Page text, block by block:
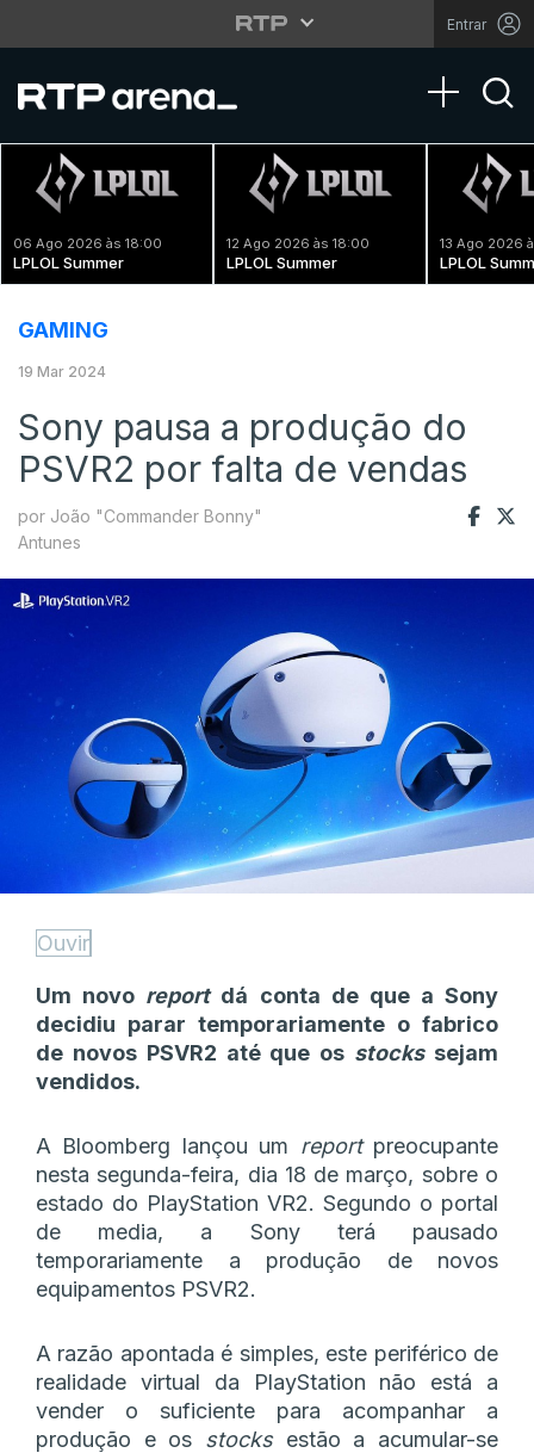
Entrar
Toggle
06 Ago 2026 às 18:00
LPLOL Summer
12 Ago 2026 às 18:00
LPLOL Summer
13 Ago 2026
LPLOL
GAMING
19 Mar 2024
Sony pausa a produção do
PSVR2 por falta de vendas
por João "Commander Bonny"
Antunes
Ouvir
Um novo reportdá conta de que a Sony
decidiu parar temporariamente o fabrico
de novos PSVR2 até que os stockssejam
vendidos.
A Bloomberg lançou um report preocupante
nesta segunda-feira, dia 18 de março, sobre o
estado do PlayStation VR2. Segundo o portal
de media, a Sony terá pausado
temporariamente a produção de novos
equipamentos PSVR2.
A razão apontada é simples, este periférico de
realidade virtual da PlayStation não está a
vender o suficiente para acompanhar a
produção e os stocksestão a acumular-se